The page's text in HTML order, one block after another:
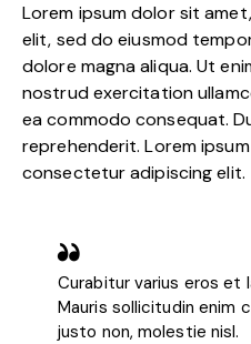
Lorem ipsum dolor sit
elit, sed do eiusmod
dolore magna aliqua. Ut
nostrud exercitation
ea commodo consequat.
reprehenderit. Lorem
consectetur adipiscing elit.
Curabitur varius eros et
Mauris sollicitudin enim
justo non, molestie nisl.